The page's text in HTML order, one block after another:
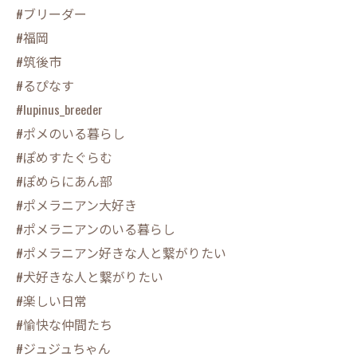
#ブリーダー
#福岡
#筑後市
#るぴなす
#lupinus_breeder
#ポメのいる暮らし
#ぽめすたぐらむ
#ぽめらにあん部
#ポメラニアン大好き
#ポメラニアンのいる暮らし
#ポメラニアン好きな人と繋がりたい
#犬好きな人と繋がりたい
#楽しい日常
#愉快な仲間たち
#ジュジュちゃん